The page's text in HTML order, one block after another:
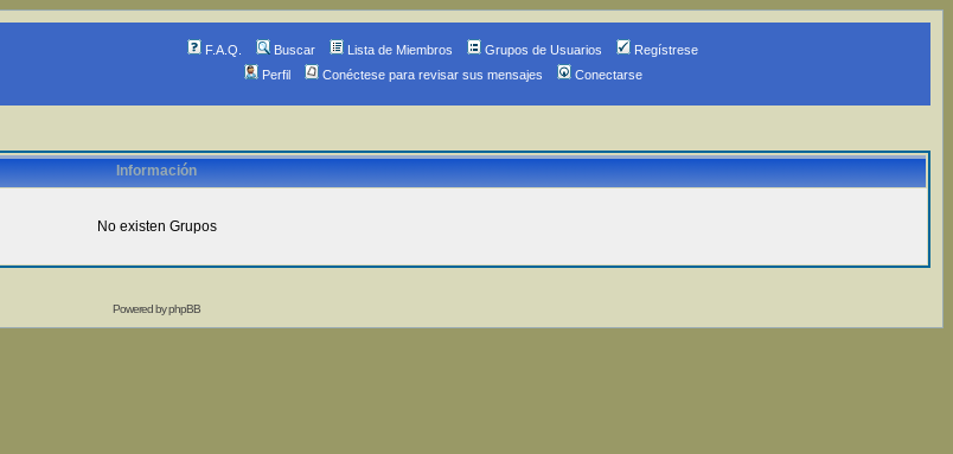
F.A.Q. Buscar Lista de Miembros Grupos de Usuarios
Regístrese
Perfil
Conéctese para revisar sus mensajes Conectarse
Información
No existen Grupos
Powered byphpBB